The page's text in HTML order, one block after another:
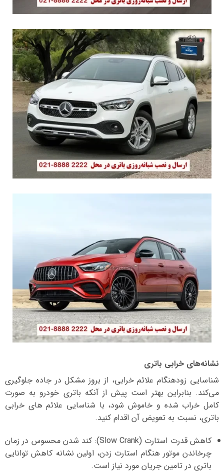
نشانه‌های خرابی باتری
شناسایی زودهنگام علائم خرابی، از بروز مشکل در جاده جلوگیری
می‌کند. بنابراین بهتر است پیش از آنکه باتری خودرو به صورت
کامل خراب شده و خاموش شود، با شناسایی علائم های خرابی
باتری، نسبت به تعویض آن اقدام کنید.
کاهش قدرت استارت (Slow Crank): کند شدن محسوس در زمان
چرخاندن موتور هنگام استارت زدن، اولین نشانه کاهش توانایی
باتری در تامین جریان مورد نیاز است.